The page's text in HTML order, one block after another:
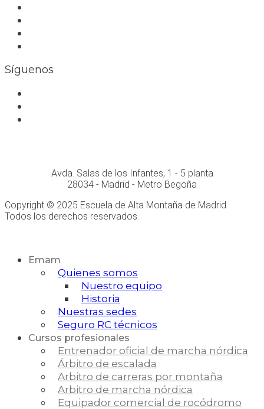
Síguenos
Avda. Salas de los Infantes, 1 - 5 planta
28034 - Madrid - Metro Begoña
Copyright © 2025 Escuela de Alta Montaña de Madrid
Todos los derechos reservados.
Emam
Quienes somos
Nuestro equipo
Historia
Nuestras sedes
Seguro RC técnicos
Cursos profesionales
Entrenador oficial de marcha nórdica
Árbitro de escalada
Arbitro de carreras por montaña
Arbitro de marcha nórdica
Equipador comercial de rocódromo